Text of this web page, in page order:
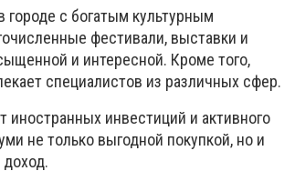
городе с богатым культурным
фестивали, выставки и
и интересной. Кроме того,
специалистов из различных сфер.
иностранных инвестиций и активного
не только выгодной покупкой, но и